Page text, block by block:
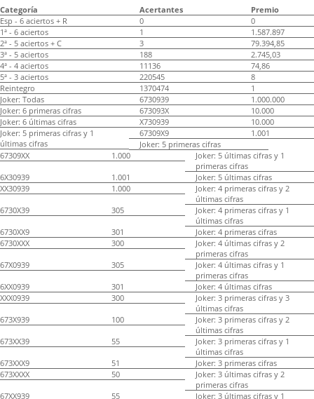
Categoría Acertantes
Premio
Esp - 6 aciertos + R
0
0
1ª - 6 aciertos
1
1.587.897
2ª - 5 aciertos + C
3
79.394,85
3ª - 5 aciertos
188
2.745,03
4ª - 4 aciertos
11136
74,86
5ª - 3 aciertos
220545
8
Reintegro
1370474
1
Joker: Todas
6730939
1.000.000
Joker: 6 primeras cifras
673093X
10.000
Joker: 6 últimas cifras
X730939
10.000
Joker: 5 primeras cifras y 1
últimas cifras
67309X9
1.001
Joker: 5 primeras cifras
67309XX
1.000
Joker: 5 últimas cifras y 1
primeras cifras
6X30939
1.001
Joker: 5 últimas cifras
XX30939
1.000
Joker: 4 primeras cifras y 2
últimas cifras
6730X39
305
Joker: 4 primeras cifras y 1
últimas cifras
6730XX9
301
Joker: 4 primeras cifras
6730XXX
300
Joker: 4 últimas cifras y 2
primeras cifras
67X0939
305
Joker: 4 últimas cifras y 1
primeras cifras
6XX0939
301
Joker: 4 últimas cifras
XXX0939
300
Joker: 3 primeras cifras y 3
últimas cifras
673X939
100
Joker: 3 primeras cifras y 2
últimas cifras
673XX39
55
Joker: 3 primeras cifras y 1
últimas cifras
673XXX9
51
Joker: 3 primeras cifras
673XXXX
50
Joker: 3 últimas cifras y 2
primeras cifras
67XX939
55
Joker: 3 últimas cifras y 1